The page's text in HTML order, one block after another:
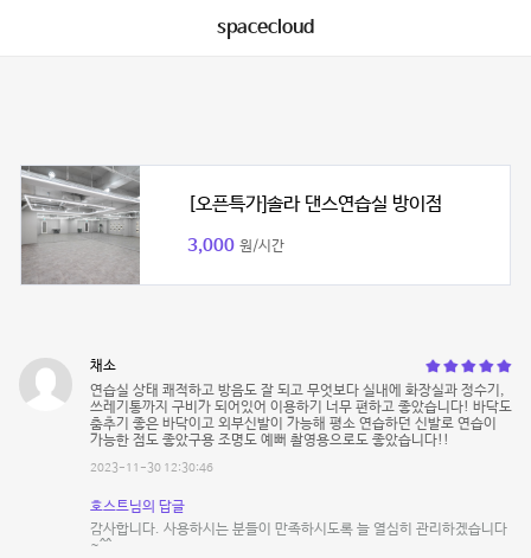
spacecloud
[오픈특가]솔라 댄스연습실 방이점
3,000 원/시간
채소
연습실 상태 쾌적하고 방음도 잘 되고 무엇보다 실내에 화장실과 정수기,
쓰레기통까지 구비가 되어있어 이용하기 너무 편하고 좋았습니다! 바닥도
춤추기 좋은 바닥이고 외부신발이 가능해 평소 연습하던 신발로 연습이
가능한 점도 좋았구용 조명도 예뻐 촬영용으로도 좋았습니다!!
2023-11-30 12:30:46
호스트님의 답글
감사합니다. 사용하시는 분들이 만족하시도록 늘 열심히 관리하겠습니다
~^^